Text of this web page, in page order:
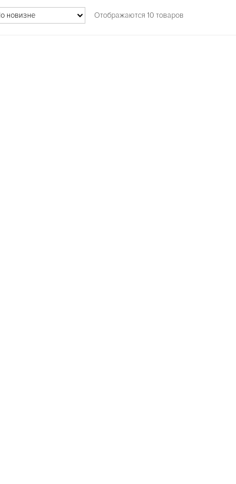
Отображаются 10 товаров